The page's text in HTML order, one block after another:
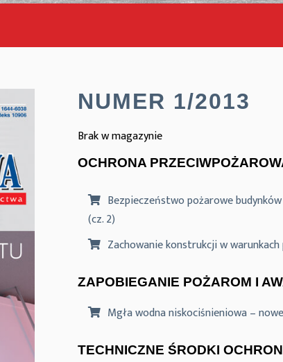
NUMER 1/2013
Brak w magazynie
OCHRONA
Bezpieczeństwo pożarowe
(cz. 2)
Zachowanie konstrukcji w
ZAPOBIEGANIE POŻAROM I
Mgła wodna niskociśnieniowa –
TECHNICZNE ŚRODKI